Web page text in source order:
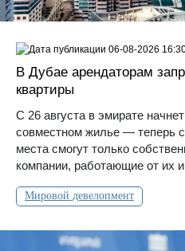
В Дубае арендаторам
квартиры
С 26 августа в эмирате
совместном жилье — теперь
места смогут только
компании, работающие от их
Мировой девелопмент
06-08-2026